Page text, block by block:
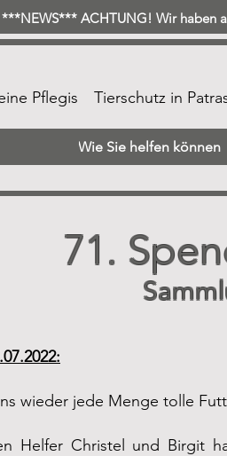
***NEWS*** ACHTUNG! Wir haben
Pflegis Tierschutz in
Wie Sie helfen können
wieder jede Menge tolle
Helfer Christel und Birgit
71.